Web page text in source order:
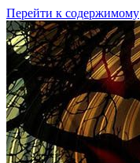
Перейти к содержимому